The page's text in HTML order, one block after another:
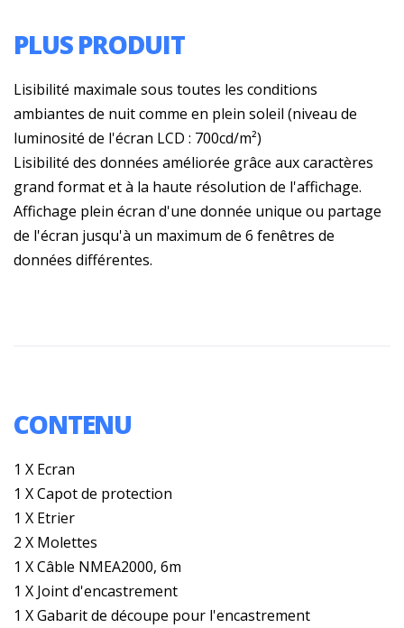
PLUS PRODUIT
Lisibilité maximale sous toutes les conditions
ambiantes de nuit comme en plein soleil (niveau de
luminosité de l'écran LCD : 700cd/m²)
Lisibilité des données améliorée grâce aux caractères
grand format et à la haute résolution de l'affichage.
Affichage plein écran d'une donnée unique ou partage
de l'écran jusqu'à un maximum de 6 fenêtres de
données différentes.
CONTENU
1 X Ecran
1 X Capot de protection
1 X Etrier
2 X Molettes
1 X Câble NMEA2000, 6m
1 X Joint d'encastrement
1 X Gabarit de découpe pour l'encastrement